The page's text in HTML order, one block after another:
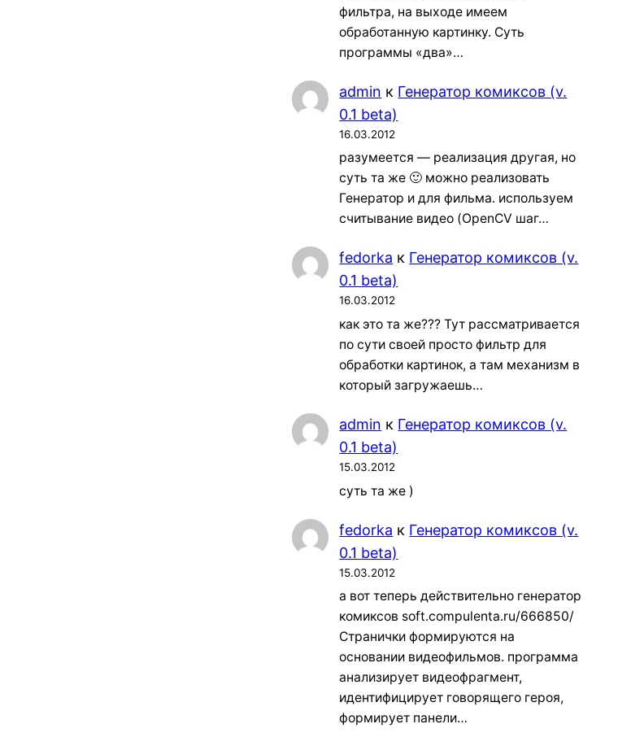
фильтра, на выходе имеем
обработанную картинку. Суть
программы «два»…
admin к Генератор комиксов (v.
0.1 beta)
16.03.2012
разумеется — реализация другая, но
суть та же 🙂 можно реализовать
Генератор и для фильма. используем
считывание видео (OpenCV шаг…
fedorka к Генератор комиксов (v.
0.1 beta)
16.03.2012
как это та же??? Тут рассматривается
по сути своей просто фильтр для
обработки картинок, а там механизм в
который загружаешь…
admin к Генератор комиксов (v.
0.1 beta)
15.03.2012
суть та же )
fedorka к Генератор комиксов (v.
0.1 beta)
15.03.2012
а вот теперь действительно генератор
комиксов soft.compulenta.ru/666850/
Странички формируются на
основании видеофильмов. программа
анализирует видеофрагмент,
идентифицирует говорящего героя,
формирует панели…